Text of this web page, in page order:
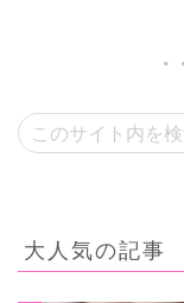
大人気の記事